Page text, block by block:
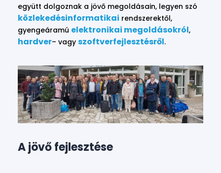
együtt dolgoznak a jövő megoldásain, legyen szó
közlekedésinformatikai rendszerektől,
gyengeáramú elektronikai megoldásokról,
hardver– vagy szoftverfejlesztésről.
A jövő fejlesztése